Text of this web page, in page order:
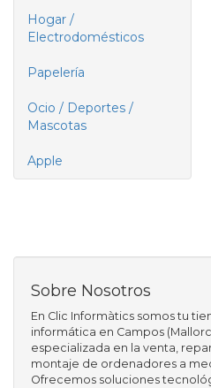
Hogar /
Electrodomésticos
Papelería
Ocio / Deportes /
Mascotas
Apple
Sobre Nosotros
En Clic Informàtics somos tu
informática en Campos
especializada en la venta,
montaje de ordenadores a
Ofrecemos soluciones